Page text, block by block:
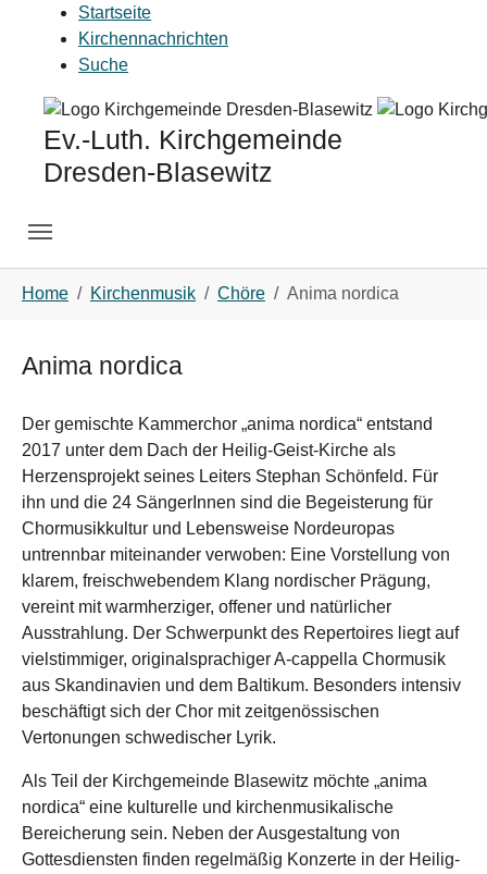
Skip to main navigation
Skip to main content
Skip to page footer
Startseite
Kirchennachrichten
Suche
Ev.-Luth. Kirchgemeinde
Dresden-Blasewitz
Home Kirchenmusik Chöre Anima nordica
Anima nordica
Der gemischte Kammerchor „anima nordica“ entstand
2017 unter dem Dach der Heilig-Geist-Kirche als
Herzensprojekt seines Leiters Stephan Schönfeld. Für
ihn und die 24 SängerInnen sind die Begeisterung für
Chormusikkultur und Lebensweise Nordeuropas
untrennbar miteinander verwoben: Eine Vorstellung von
klarem, freischwebendem Klang nordischer Prägung,
vereint mit warmherziger, offener und natürlicher
Ausstrahlung. Der Schwerpunkt des Repertoires liegt auf
vielstimmiger, originalsprachiger A-cappella Chormusik
aus Skandinavien und dem Baltikum. Besonders intensiv
beschäftigt sich der Chor mit zeitgenössischen
Vertonungen schwedischer Lyrik.
Als Teil der Kirchgemeinde Blasewitz möchte „anima
nordica“ eine kulturelle und kirchenmusikalische
Bereicherung sein. Neben der Ausgestaltung von
Gottesdiensten finden regelmäßig Konzerte in der Heilig-